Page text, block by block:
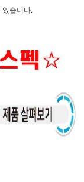
습니다.